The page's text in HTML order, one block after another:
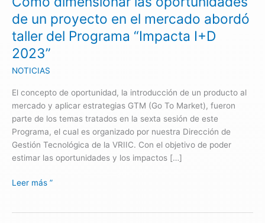
de un proyecto en el mercado abordó
taller del Programa “Impacta I+D
2023”
NOTICIAS
El concepto de oportunidad, la introducción de un producto al
mercado y aplicar estrategias GTM (Go To Market), fueron
parte de los temas tratados en la sexta sesión de este
Programa, el cual es organizado por nuestra Dirección de
Gestión Tecnológica de la VRIIC. Con el objetivo de poder
estimar las oportunidades y los impactos […]
mercado
abordó
taller
“Impacta
I+D
2023”
Leer más ”